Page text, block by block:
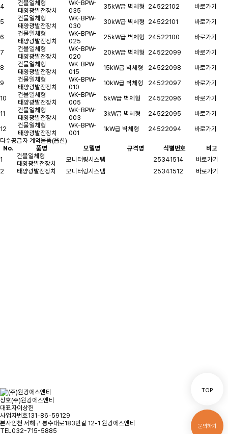
4
건물일체형
태양광발전장치
WK-BPW-
035
35kW급 벽체형 24522102
바로가기
5
건물일체형
태양광발전장치
WK-BPW-
030
30kW급 벽체형 24522101
바로가기
6
건물일체형
태양광발전장치
WK-BPW-
025
25kW급 벽체형 24522100
바로가기
7
건물일체형
태양광발전장치
WK-BPW-
020
20kW급 벽체형 24522099
바로가기
8
건물일체형
태양광발전장치
WK-BPW-
015
15kW급 벽체형 24522098
바로가기
9
건물일체형
태양광발전장치
WK-BPW-
010
10kW급 벽체형 24522097
바로가기
10
건물일체형
태양광발전장치
WK-BPW-
005
5kW급 벽체형 24522096
바로가기
11
건물일체형
태양광발전장치
WK-BPW-
003
3kW급 벽체형 24522095
바로가기
12
건물일체형
태양광발전장치
WK-BPW-
001
1kW급 벽체형 24522094
바로가기
다수공급자 계약물품(옵션)
No.
품명 모델명 규격명 식별번호
비고
1
건물일체형
태양광발전장치
모니터링시스템 25341514
바로가기
2
태양광발전장치 모니터링시스템 25341512 바로가기
TOP
문의하기
상호(주)원광에스앤티
대표자이상헌
사업자번호131-86-59129
본사인천 서해구 봉수대로183번길 12-1 원광에스앤티
TEL032-715-5885